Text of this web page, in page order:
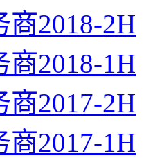
2018-2H
2018-1H
2017-2H
2017-1H